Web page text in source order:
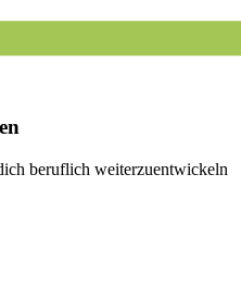
beruflich weiterzuentwickeln